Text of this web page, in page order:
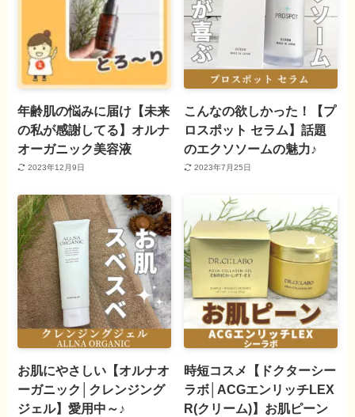
年齢肌の悩みに届け【未来
の私が感謝してる】オルナ
オーガニック美容液
2023年12月9日
こんなの欲しかった！【プ
ロスポット セラム】話題
のエクソソームの魅力♪
2023年7月25日
お肌にやさしい【オルナオ
ーガニック│クレンジング
ジェル】愛用中～♪
時短コスメ【ドクターシー
ラボ│ACGエンリッチLEX
R(クリーム)】お肌ピーン